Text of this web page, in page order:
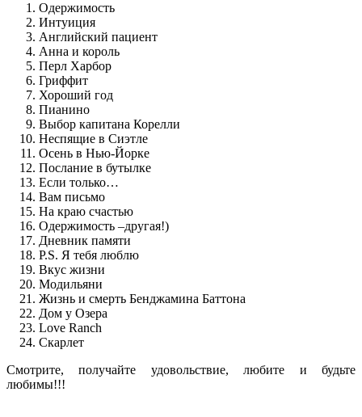
Одержимость
Интуиция
Английский пациент
Анна и король
Перл Харбор
Гриффит
Хороший год
Пианино
Выбор капитана Корелли
Неспящие в Сиэтле
Осень в Нью-Йорке
Послание в бутылке
Если только…
Вам письмо
На краю счастью
Одержимость –другая!)
Дневник памяти
P.S. Я тебя люблю
Вкус жизни
Модильяни
Жизнь и смерть Бенджамина Баттона
Дом у Озера
Love Ranch
Скарлет
Смотрите, получайте удовольствие, любите и будьте
любимы!!!